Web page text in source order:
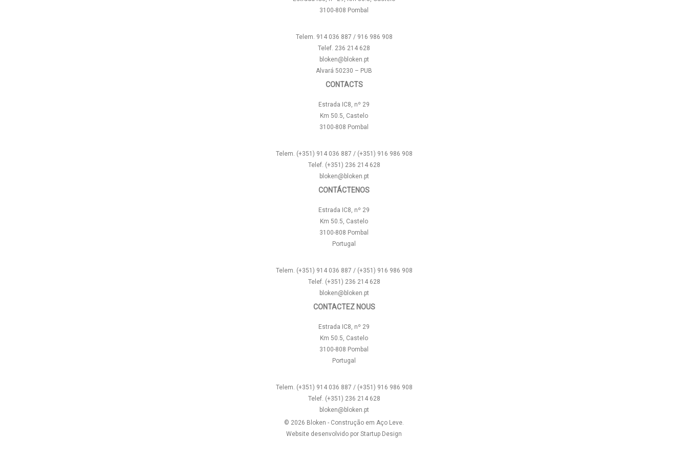
3100-808 Pombal
Telem. 914 036 887 / 916 986 908
Telef. 236 214 628
bloken@bloken.pt
Alvará 50230 – PUB
CONTACTS
Estrada IC8, nº 29
Km 50.5, Castelo
3100-808 Pombal
Telem. (+351) 914 036 887 / (+351) 916 986 908
Telef. (+351) 236 214 628
bloken@bloken.pt
CONTÁCTENOS
Estrada IC8, nº 29
Km 50.5, Castelo
3100-808 Pombal
Portugal
Telem. (+351) 914 036 887 / (+351) 916 986 908
Telef. (+351) 236 214 628
bloken@bloken.pt
CONTACTEZ NOUS
Estrada IC8, nº 29
Km 50.5, Castelo
3100-808 Pombal
Portugal
Telem. (+351) 914 036 887 / (+351) 916 986 908
Telef. (+351) 236 214 628
bloken@bloken.pt
© 2026 Bloken - Construção em Aço Leve.
Website desenvolvido por Startup Design